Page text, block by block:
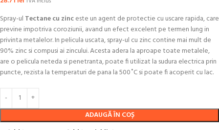
Spray-ul Tectane cu zinceste un agent de protectie cu uscare rapida, care
previne impotriva coroziunii, avand un efect excelent pe termen lung in
privinta metalelor. In pelicula uscata, spray-ul cu zinc contine mai mult de
90% zinc si compusi ai zincului. Acesta adera la aproape toate metalele,
are o pelicula neteda si penetranta, poate fi utilizat la sudura electrica prin
puncte, rezista la temperaturi de pana la 500˚C si poate fi acoperit cu lac.
ADAUGĂ ÎN COȘ